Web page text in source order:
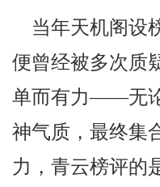
当年天机阁设
便曾经被多次质
单而有力——无
神气质，最终集
力，青云榜评的